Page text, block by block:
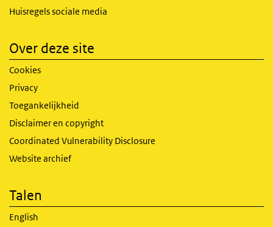
Huisregels sociale media
Over deze site
Cookies
Privacy
Toegankelijkheid
Disclaimer en copyright
Coordinated Vulnerability Disclosure
Website archief
Talen
English